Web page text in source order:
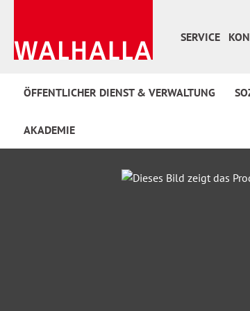
SERVICE
ÖFFENTLICHER DIENST & VERWALTUNG
AKADEMIE
Bildergalerie überspringen